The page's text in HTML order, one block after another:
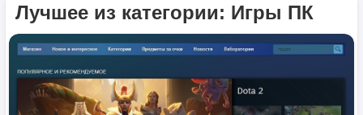
Лучшее из категории: Игры ПК